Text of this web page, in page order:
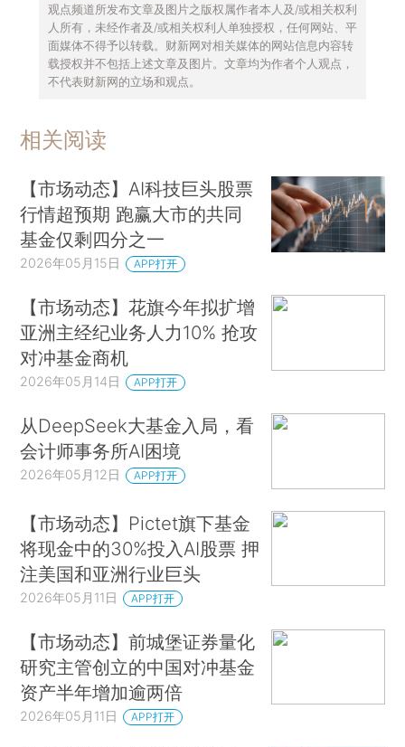
观点频道所发布文章及图片之版权属作者本人及/或相关权利
人所有，未经作者及/或相关权利人单独授权，任何网站、平
面媒体不得予以转载。财新网对相关媒体的网站信息内容转
载授权并不包括上述文章及图片。文章均为作者个人观点，
不代表财新网的立场和观点。
相关阅读
【市场动态】AI科技巨头股票
行情超预期 跑赢大市的共同
基金仅剩四分之一
2026年05月15日 APP打开
【市场动态】花旗今年拟扩增
亚洲主经纪业务人力10% 抢攻
对冲基金商机
2026年05月14日 APP打开
从DeepSeek大基金入局，看
会计师事务所AI困境
2026年05月12日 APP打开
【市场动态】Pictet旗下基金
将现金中的30%投入AI股票 押
注美国和亚洲行业巨头
2026年05月11日 APP打开
【市场动态】前城堡证券量化
研究主管创立的中国对冲基金
资产半年增加逾两倍
2026年05月11日 APP打开